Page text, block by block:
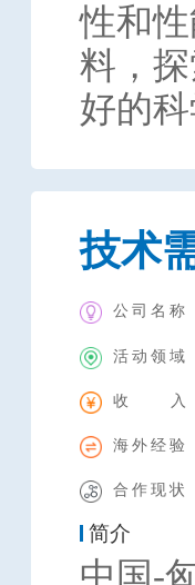
性和
料，
好的
技术
公司名称
活动领域
收 入
海外经验
合作现状
简介
中国-